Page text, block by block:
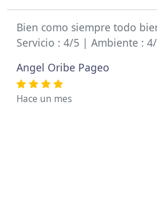
Bien como siempre todo
Servicio : 4/5 | Ambiente :
Angel Oribe Pageo
Hace un mes